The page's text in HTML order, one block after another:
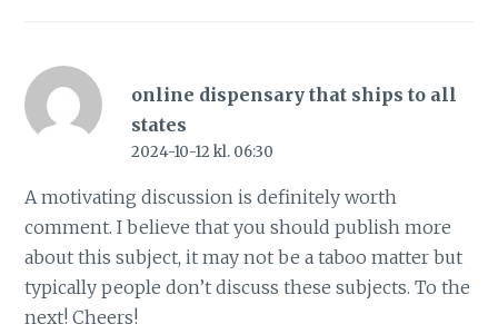
online dispensary that ships to all
states
2024-10-12 kl. 06:30
A motivating discussion is definitely worth
comment. I believe that you should publish more
about this subject, it may not be a taboo matter but
typically people don’t discuss these subjects. To the
next! Cheers!